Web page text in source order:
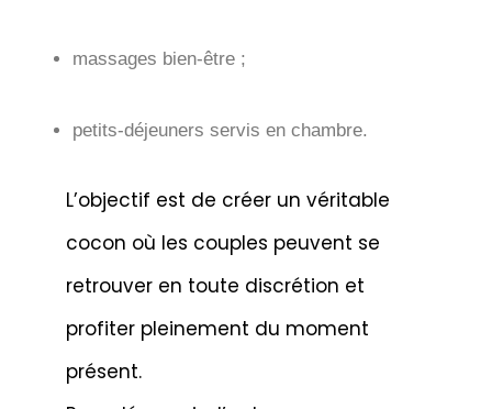
massages bien-être ;
petits-déjeuners servis en chambre.
L’objectif est de créer un véritable
cocon où les couples peuvent se
retrouver en toute discrétion et
profiter pleinement du moment
présent.